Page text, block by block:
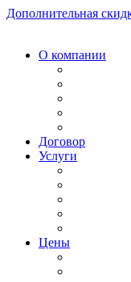
Дополнительная
О компании
Договор
Услуги
Цены